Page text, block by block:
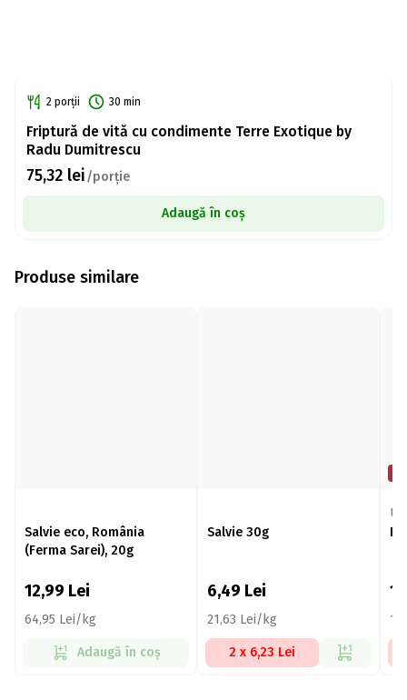
2 porții 30 min
Friptură de vită cu condimente Terre Exotique by
Radu Dumitrescu
75,32 lei/porție
Adaugă în coș
Produse similare
Salvie eco, România
(Ferma Sarei), 20g
12,99 Lei
64,95 Lei/kg
Adaugă în coș
Salvie 30g
6,49 Lei
21,63 Lei/kg
2 x 6,23 Lei